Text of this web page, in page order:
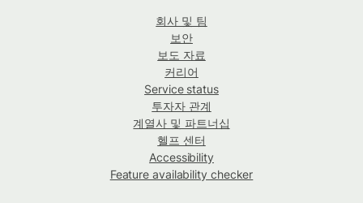
회사 및 팀
보안
보도 자료
커리어
Service status
투자자 관계
계열사 및 파트너십
헬프 센터
Accessibility
Feature availability checker